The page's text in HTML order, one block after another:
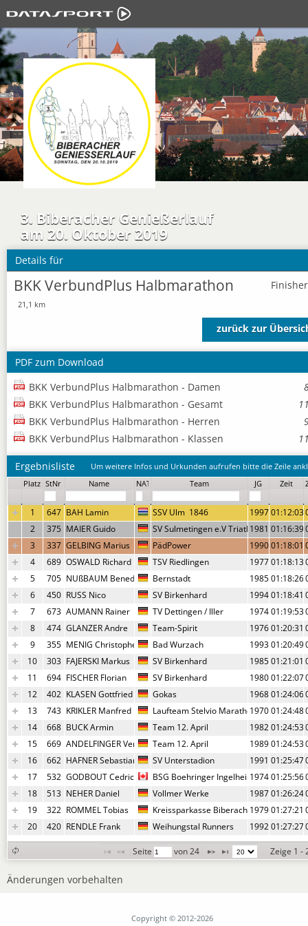
3. Biberacher Genießerlauf
am 20. Oktober 2019
Details für
BKK VerbundPlus Halbmarathon
21,1 km
zurück zur
PDF zum Download
BKK VerbundPlus Halbmarathon - Damen
BKK VerbundPlus Halbmarathon - Gesamt
BKK VerbundPlus Halbmarathon - Herren
BKK VerbundPlus Halbmarathon - Klassen
Ergebnisliste
Um weitere Infos und Urkunden aufrufen bitte die Zeile
Platz StNr Name NAT Team JG Zeit
1 647 BAH Lamin SSV Ulm  1846 1997
2
375 MAIER Guido SV Sulmetingen e.V Triathlon
1981
3
337 GELBING Marius PädPower 1990
4
689 OSWALD Richard TSV Riedlingen 1977
5
705 NUßBAUM Benedikt Bernstadt 1985
6
450 RUSS Nico SV Birkenhard 1994
7
673 AUMANN Rainer TV Dettingen / Iller 1974
8
474 GLANZER Andre Team-Spirit 1976
9
355 MENIG Christopher Bad Wurzach 1993
10
303 FAJERSKI Markus SV Birkenhard 1985
11
694 FISCHER Florian SV Birkenhard 1980
12
402 KLASEN Gottfried Gokas 1968
13
743 KRIKLER Manfred Laufteam Stelvio Marathon1970
14
668 BUCK Armin Team 12. April 1982
15
669 ANDELFINGER Verena Team 12. April 1989
16
662 HAFNER Sebastian SV Unterstadion 1991
17
532 GODBOUT Cedrickx BSG Boehringer Ingelheim1974
18
513 NEHER Daniel Vollmer Werke 1987
19
322 ROMMEL Tobias Kreissparkasse Biberach - Gemeinsam
1979
20
420 RENDLE Frank Weihungstal Runners 1992
Seite von 24 Zeige 1 -
Änderungen vorbehalten
Copyright © 2012-2026